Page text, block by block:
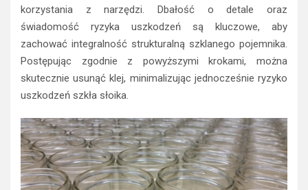
korzystania z narzędzi. Dbałość o detale oraz
świadomość ryzyka uszkodzeń są kluczowe, aby
zachować integralność strukturalną szklanego pojemnika.
Postępując zgodnie z powyższymi krokami, można
skutecznie usunąć klej, minimalizując jednocześnie ryzyko
uszkodzeń szkła słoika.